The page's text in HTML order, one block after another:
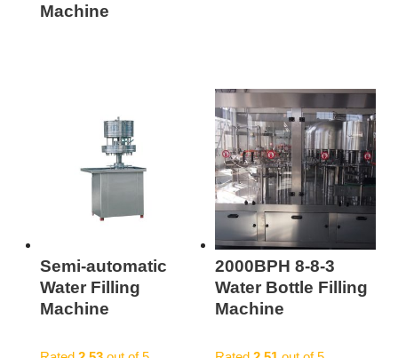
Machine
Semi-automatic
Water Filling
Machine
2000BPH 8-8-3
Water Bottle Filling
Machine